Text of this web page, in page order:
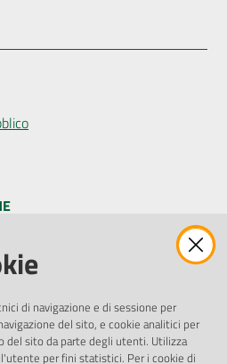
di navigazione e di sessione per
del sito, e cookie analitici per
del sito da parte degli utenti. Utilizza
per fini statistici. Per i cookie di